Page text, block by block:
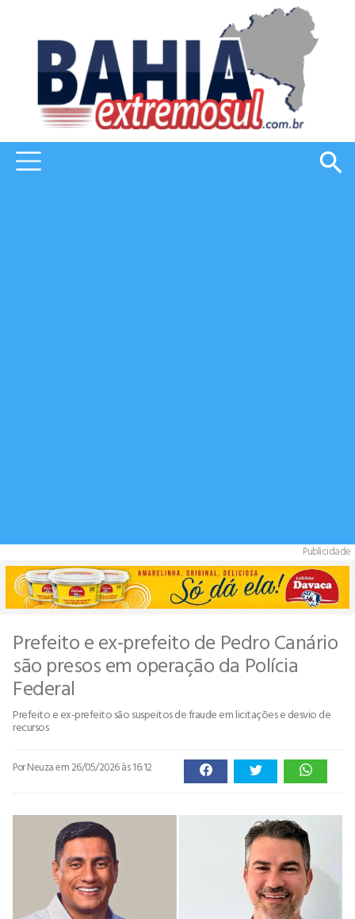
Publicidade
Prefeito e ex-prefeito de Pedro Canário
são presos em operação da Polícia
Federal
Prefeito e ex-prefeito são suspeitos de fraude em licitações e desvio de
recursos
Por Neuzaem 26/05/2026 às 16:12